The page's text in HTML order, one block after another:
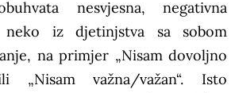
nesvjesna, negativna
neko iz djetinjstva sa sobom
na primjer „Nisam dovoljno
„Nisam važna/važan“. Isto